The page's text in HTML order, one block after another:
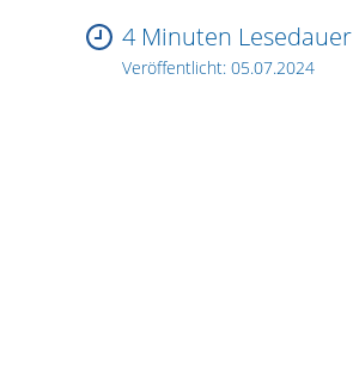
4 Minuten Lesedauer
Veröffentlicht: 05.07.2024